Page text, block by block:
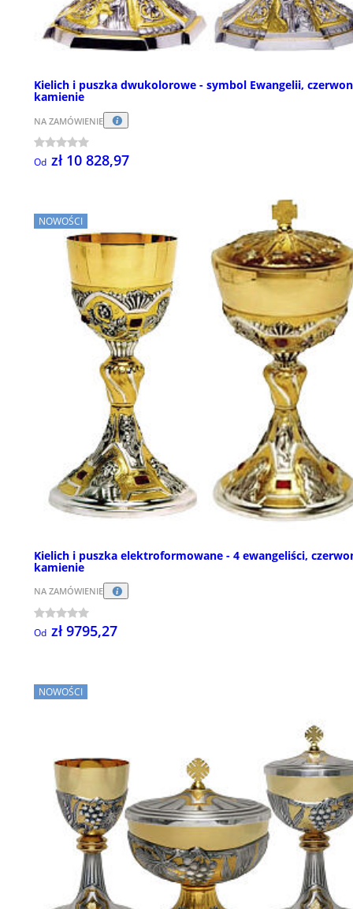
Kielich i puszka dwukolorowe - symbol Ewangelii,
kamienie
NA ZAMÓWIENIE
Od zł 10 828,97
NOWOŚCI
Kielich i puszka elektroformowane - 4 ewangeliści,
kamienie
NA ZAMÓWIENIE
Od zł 9795,27
NOWOŚCI